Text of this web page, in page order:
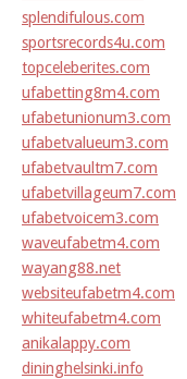
splendifulous.com
sportsrecords4u.com
topceleberites.com
ufabetting8m4.com
ufabetunionum3.com
ufabetvalueum3.com
ufabetvaultm7.com
ufabetvillageum7.com
ufabetvoicem3.com
waveufabetm4.com
wayang88.net
websiteufabetm4.com
whiteufabetm4.com
anikalappy.com
dininghelsinki.info